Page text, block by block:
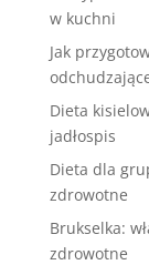
w kuchni
Jak
Dieta
jadłospis
Dieta dla
zdrowotne
Brukselka:
zdrowotne